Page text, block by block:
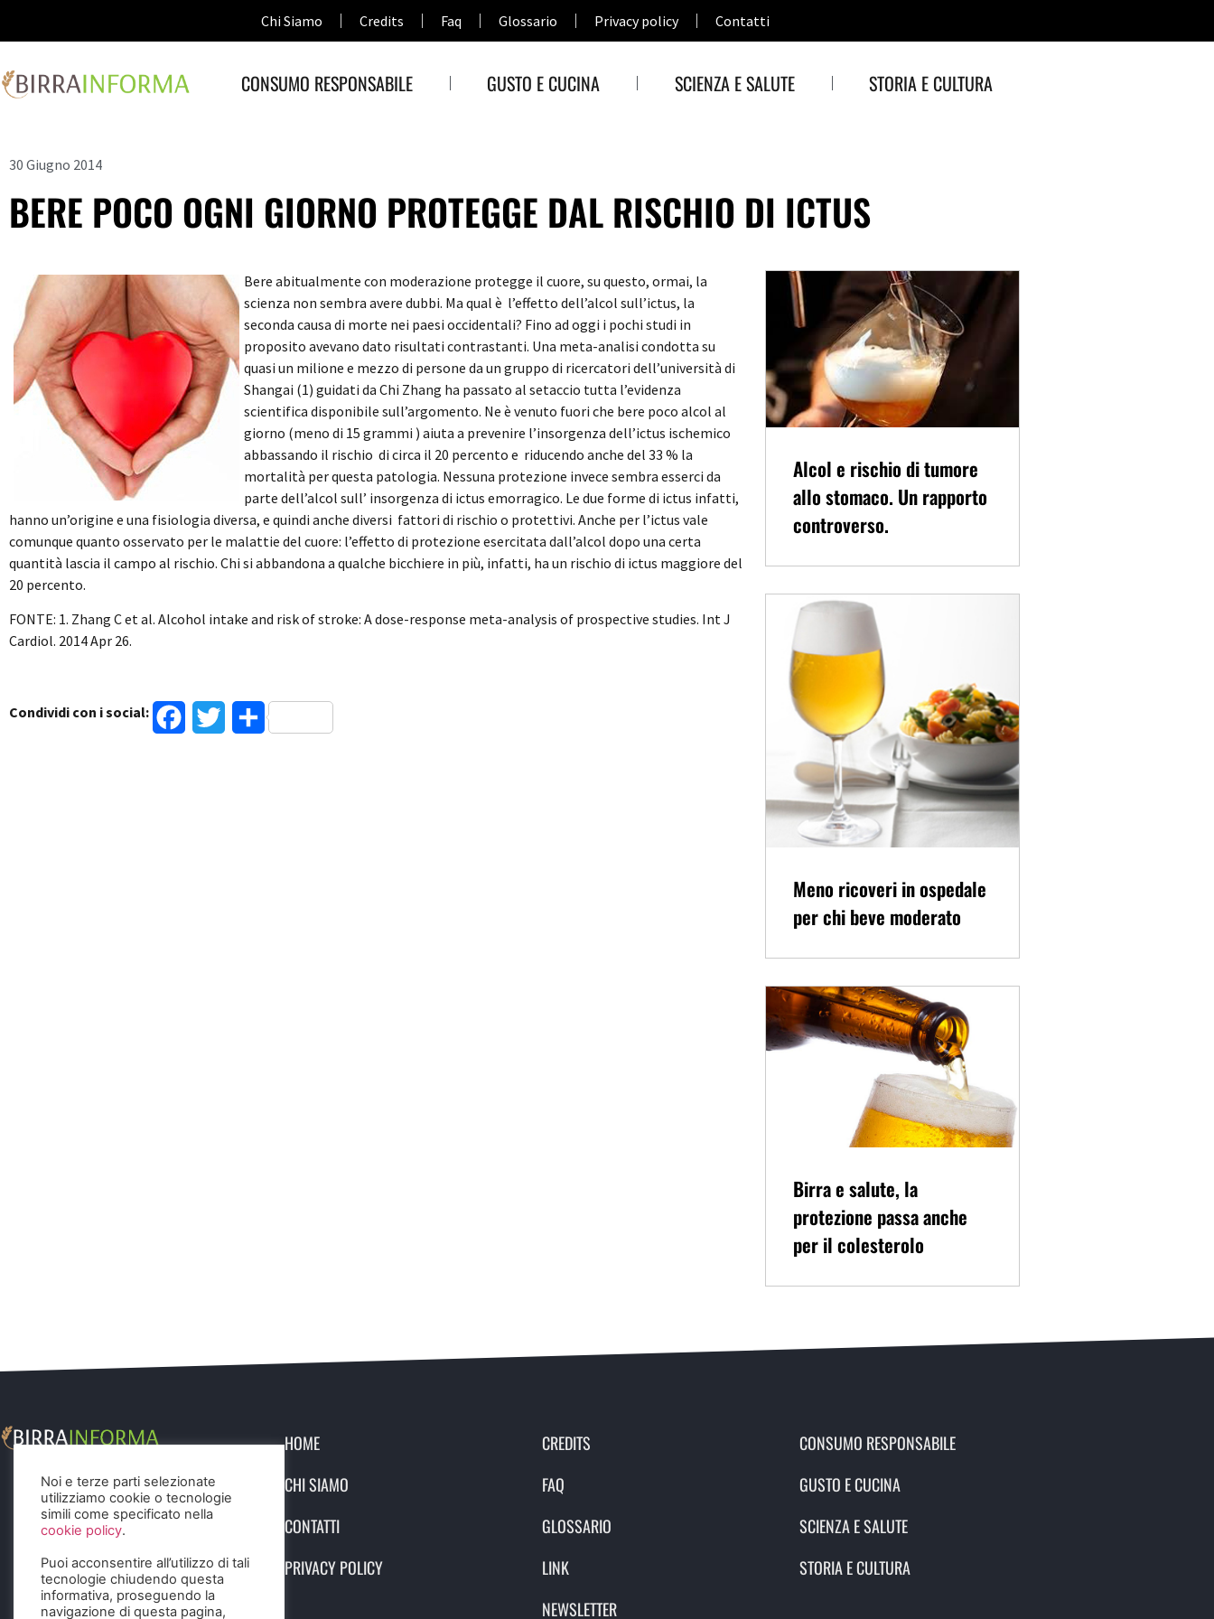
Chi Siamo Credits Faq Glossario Privacy policy Contatti
CONSUMO RESPONSABILE GUSTO E CUCINA SCIENZA E SALUTE STORIA E CULTURA
30 Giugno 2014
BERE POCO OGNI GIORNO PROTEGGE DAL RISCHIO DI ICTUS
Bere abitualmente con moderazione protegge il cuore, su questo, ormai, la
scienza non sembra avere dubbi. Ma qual è l’effetto dell’alcol sull’ictus, la
seconda causa di morte nei paesi occidentali? Fino ad oggi i pochi studi in
proposito avevano dato risultati contrastanti. Una meta-analisi condotta su
quasi un milione e mezzo di persone da un gruppo di ricercatori dell’università di
Shangai (1) guidati da Chi Zhang ha passato al setaccio tutta l’evidenza
scientifica disponibile sull’argomento. Ne è venuto fuori che bere poco alcol al
giorno (meno di 15 grammi ) aiuta a prevenire l’insorgenza dell’ictus ischemico
abbassando il rischio di circa il 20 percento e riducendo anche del 33 % la
mortalità per questa patologia. Nessuna protezione invece sembra esserci da
parte dell’alcol sull’ insorgenza di ictus emorragico. Le due forme di ictus infatti,
hanno un’origine e una fisiologia diversa, e quindi anche diversi fattori di rischio o protettivi. Anche per l’ictus vale
comunque quanto osservato per le malattie del cuore: l’effetto di protezione esercitata dall’alcol dopo una certa
quantità lascia il campo al rischio. Chi si abbandona a qualche bicchiere in più, infatti, ha un rischio di ictus maggiore del
20 percento.
FONTE: 1. Zhang C et al. Alcohol intake and risk of stroke: A dose-response meta-analysis of prospective studies. Int J
Cardiol. 2014 Apr 26.
Condividi con i social: FacebookTwitterCondividi
Alcol e rischio di tumore
allo stomaco. Un rapporto
controverso.
Meno ricoveri in ospedale
per chi beve moderato
Birra e salute, la
protezione passa anche
per il colesterolo
HOME
CHI SIAMO
CONTATTI
PRIVACY POLICY
CREDITS
FAQ
GLOSSARIO
LINK
NEWSLETTER
CONSUMO RESPONSABILE
GUSTO E CUCINA
SCIENZA E SALUTE
STORIA E CULTURA
Noi e terze parti selezionate
utilizziamo cookie o tecnologie
simili come specificato nella
cookie policy.
Puoi acconsentire all’utilizzo di tali
tecnologie chiudendo questa
informativa, proseguendo la
navigazione di questa pagina,